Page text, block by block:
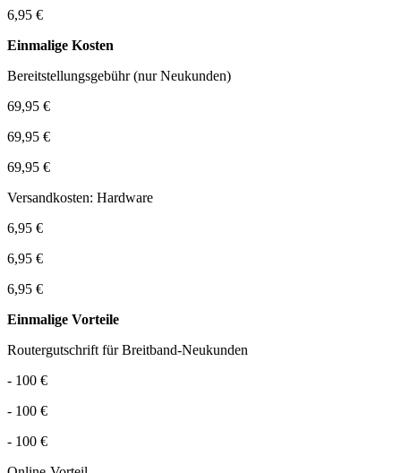
6,95 €
Einmalige Kosten
Bereitstellungsgebühr (nur Neukunden)
69,95 €
69,95 €
69,95 €
Versandkosten: Hardware
6,95 €
6,95 €
6,95 €
Einmalige Vorteile
Routergutschrift für Breitband-Neukunden
- 100 €
- 100 €
- 100 €